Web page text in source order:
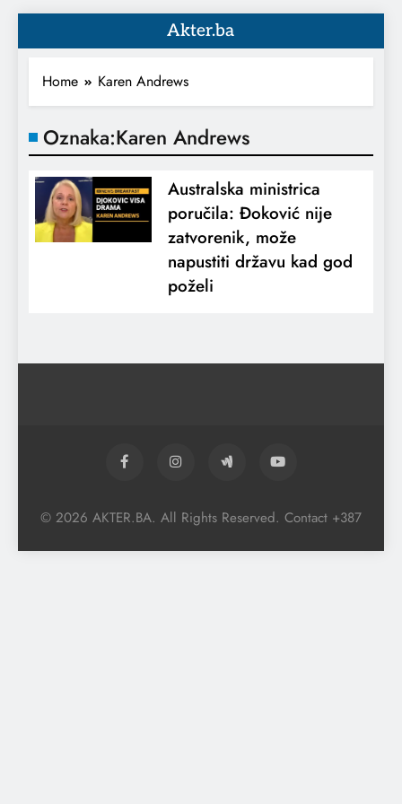
Akter.ba
Home Karen Andrews
Oznaka:Karen Andrews
Australska ministrica
poručila: Đoković nije
zatvorenik, može
napustiti državu kad god
poželi
© 2026 AKTER.BA. All Rights Reserved. Contact +387